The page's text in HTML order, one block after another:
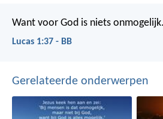
Want voor God is niets onmogelijk.
Lucas 1:37 - BB
Gerelateerde onderwerpen